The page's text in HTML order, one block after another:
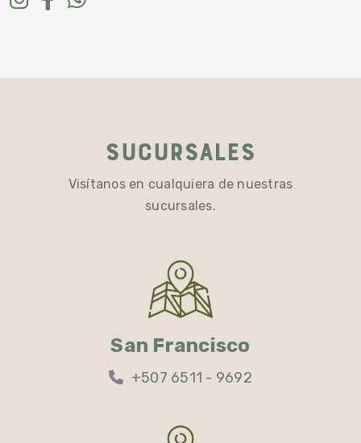
Sucursales
Visítanos en cualquiera de nuestras
sucursales.
San Francisco
+507 6511 - 9692